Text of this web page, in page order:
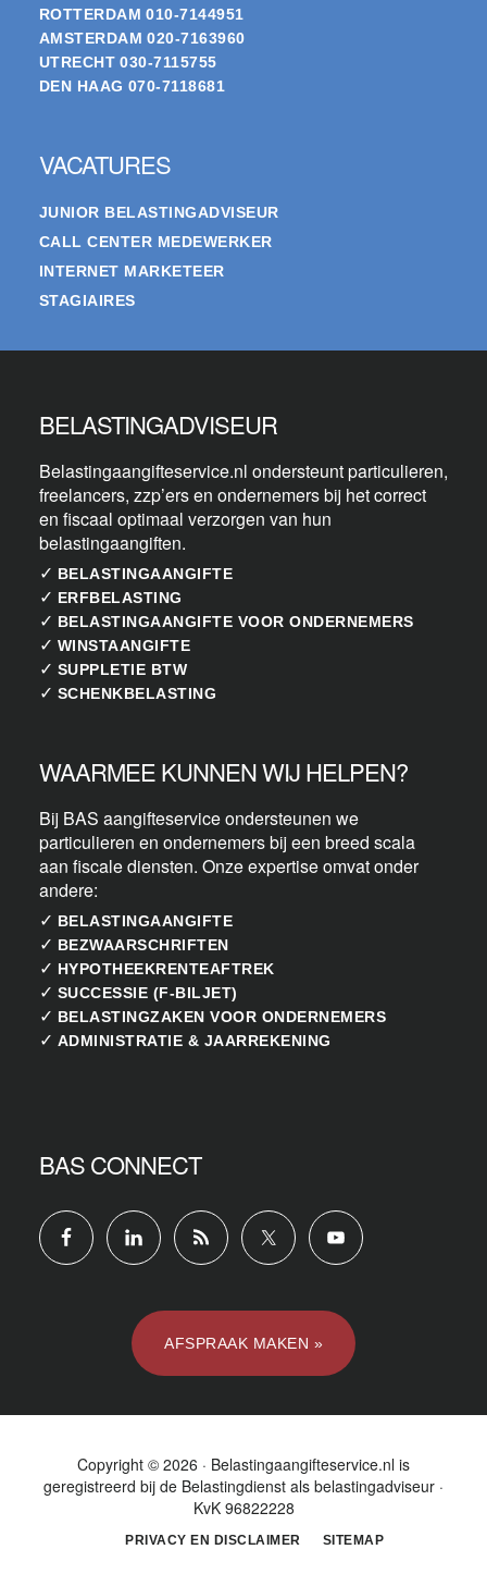
ROTTERDAM 010-7144951
AMSTERDAM 020-7163960
UTRECHT 030-7115755
DEN HAAG 070-7118681
VACATURES
JUNIOR BELASTINGADVISEUR
CALL CENTER MEDEWERKER
INTERNET MARKETEER
STAGIAIRES
BELASTINGADVISEUR
Belastingaangifteservice.nl ondersteunt particulieren,
freelancers, zzp’ers en ondernemers bij het correct
en fiscaal optimaal verzorgen van hun
belastingaangiften.
✓ BELASTINGAANGIFTE
✓ ERFBELASTING
✓ BELASTINGAANGIFTE VOOR ONDERNEMERS
✓ WINSTAANGIFTE
✓ SUPPLETIE BTW
✓ SCHENKBELASTING
WAARMEE KUNNEN WIJ HELPEN?
Bij BAS aangifteservice ondersteunen we
particulieren en ondernemers bij een breed scala
aan fiscale diensten. Onze expertise omvat onder
andere:
✓ BELASTINGAANGIFTE
✓ BEZWAARSCHRIFTEN
✓ HYPOTHEEKRENTEAFTREK
✓ SUCCESSIE (F-BILJET)
✓ BELASTINGZAKEN VOOR ONDERNEMERS
✓ ADMINISTRATIE & JAARREKENING
BAS CONNECT
AFSPRAAK MAKEN »
Copyright © 2026 · Belastingaangifteservice.nl is
geregistreerd bij de Belastingdienst als belastingadviseur ·
KvK 96822228
PRIVACY EN DISCLAIMER SITEMAP